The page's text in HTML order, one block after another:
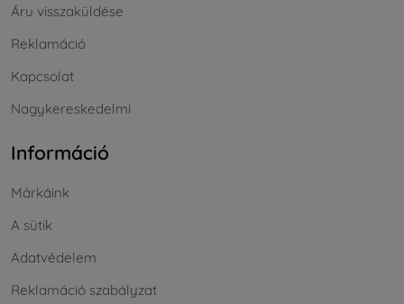
Áru visszaküldése
Reklamáció
Kapcsolat
Nagykereskedelmi
Információ
Márkáink
A sütik
Adatvédelem
Reklamáció szabályzat